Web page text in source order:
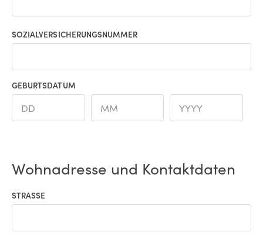
SOZIALVERSICHERUNGSNUMMER
GEBURTSDATUM
Wohnadresse und Kontaktdaten
STRASSE